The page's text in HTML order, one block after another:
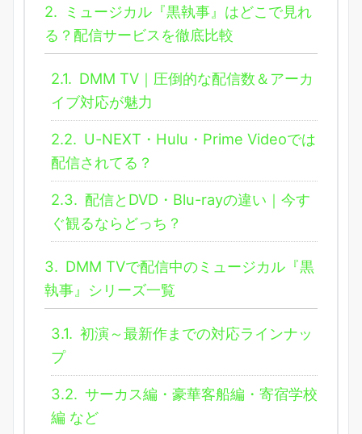
2.
ミュージカル『黒執事』はどこで見れ
る？配信サービスを徹底比較
2.1. DMM TV｜圧倒的な配信数＆アーカ
イブ対応が魅力
2.2. U-NEXT・Hulu・Prime Videoでは
配信されてる？
2.3. 配信とDVD・Blu-rayの違い｜今す
ぐ観るならどっち？
3. DMM TVで配信中のミュージカル『黒
執事』シリーズ一覧
3.1. 初演～最新作までの対応ラインナッ
プ
3.2. サーカス編・豪華客船編・寄宿学校
編 など